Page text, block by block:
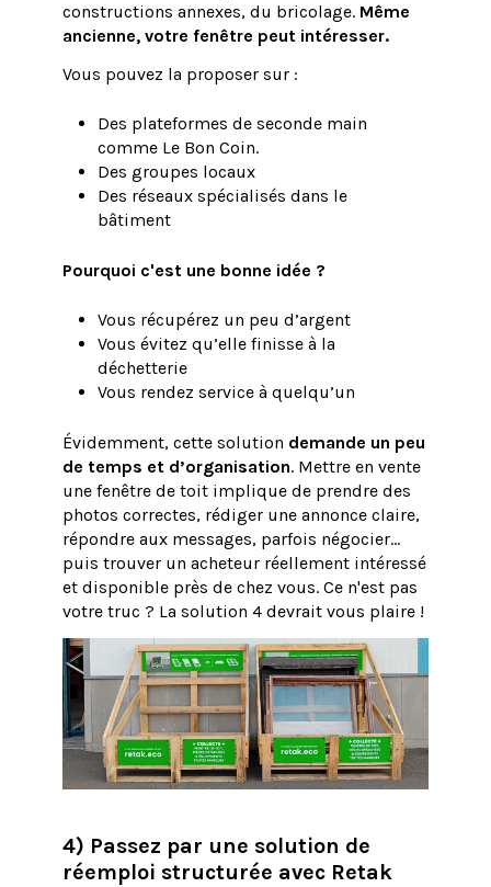
constructions annexes, du bricolage.Même
ancienne, votre fenêtre peut intéresser.
Vous pouvez la proposer sur :
Des plateformes de seconde main
comme Le Bon Coin.
Des groupes locaux
Des réseaux spécialisés dans le
bâtiment
Pourquoi c'est une bonne idée ?
Vous récupérez un peu d’argent
Vous évitez qu’elle finisse à la
déchetterie
Vous rendez service à quelqu’un
Évidemment, cette solution demande un peu
de temps et d’organisation. Mettre en vente
une fenêtre de toit implique de prendre des
photos correctes, rédiger une annonce claire,
répondre aux messages, parfois négocier…
puis trouver un acheteur réellement intéressé
et disponible près de chez vous. Ce n'est pas
votre truc ? La solution 4 devrait vous plaire !
4) Passez par une solution de
réemploi structurée avec Retak